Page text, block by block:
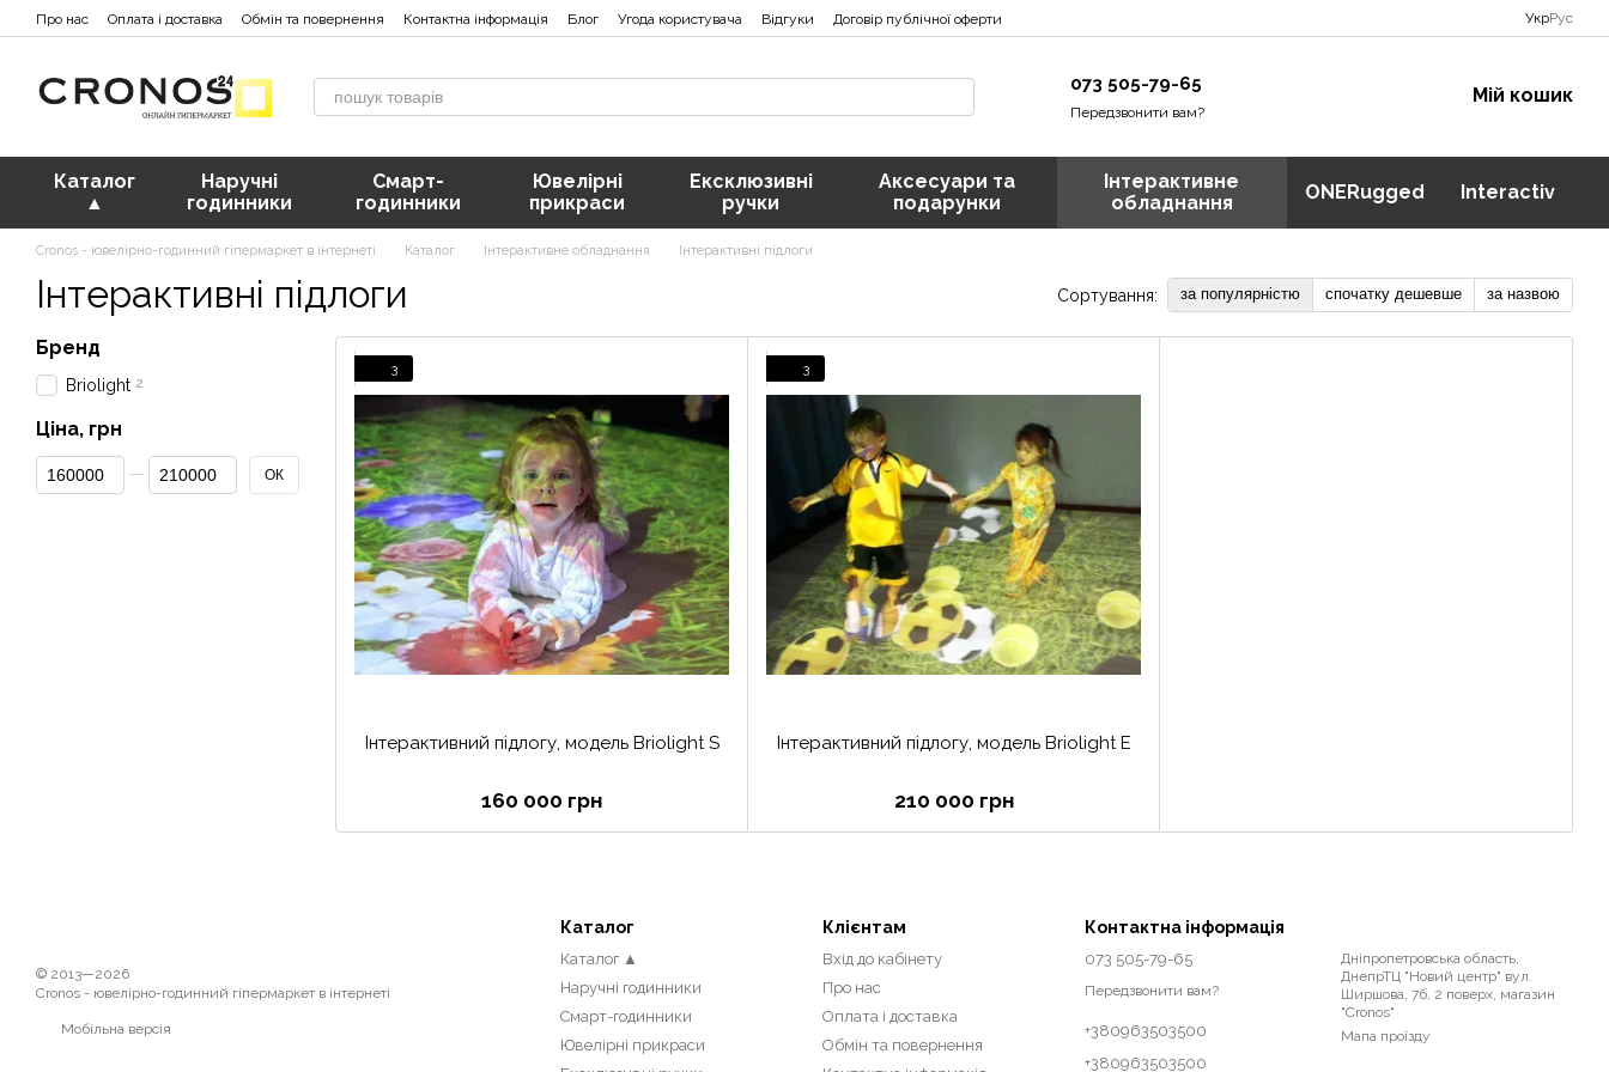
Перейти к основному контенту
Про нас Оплата і доставка Обмін та повернення Контактна інформація Блог Угода користувача Відгуки Договір публічної оферти УкрРус
073 505-79-65
Передзвонити вам?
Мій кошик
Каталог
▲
Наручні
годинники
Смарт-
годинники
Ювелірні
прикраси
Ексклюзивні
ручки
Аксесуари та
подарунки
Інтерактивне
обладнання
ONERugged Interactiv
Cronos - ювелірно-годинний гіпермаркет в інтернеті Каталог Інтерактивне обладнання Інтерактивні підлоги
Інтерактивні підлоги Сортування: за популярністю спочатку дешевше за назвою
3
Інтерактивний підлогу, модель Briolight S
160 000 грн
3
Інтерактивний підлогу, модель Briolight Е
210 000 грн
Бренд
Briolight 2
Ціна, грн
От Ціна, грн
До Ціна, грн ОК
© 2013—2026
Cronos - ювелірно-годинний гіпермаркет в інтернеті
Мобільна версія
Каталог
Каталог ▲
Наручні годинники
Смарт-годинники
Ювелірні прикраси
Клієнтам
Вхід до кабінету
Про нас
Оплата і доставка
Обмін та повернення
Контактна інформація
073 505-79-65
Передзвонити вам?
+380963503500
+380963503500
Дніпропетровська область,
ДнепрТЦ "Новий центр" вул.
Ширшова, 7б, 2 поверх, магазин
"Cronos"
Мапа проїзду